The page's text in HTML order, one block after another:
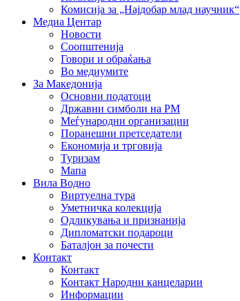
Комисија за „Најдобар млад научник“
Медиа Центар
Новости
Соопштенија
Говори и обраќања
Во медиумите
За Македонија
Основни податоци
Државни симболи на РМ
Меѓународни организации
Поранешни претседатели
Економија и трговија
Туризам
Мапа
Вила Водно
Виртуелна тура
Уметничка колекција
Одликувања и признанија
Дипломатски подароци
Баталјон за почести
Контакт
Контакт
Контакт Народни канцеларии
Информации